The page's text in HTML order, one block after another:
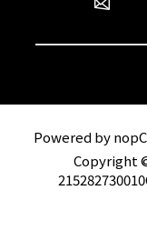
Powered by
Copyright